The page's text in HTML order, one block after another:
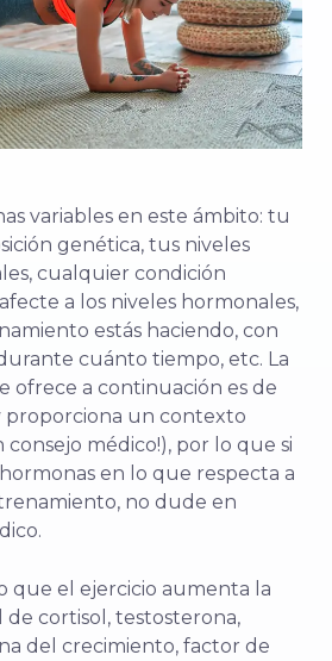
variables en este ámbito: tu
genética, tus niveles
cualquier condición
a los niveles hormonales,
estás haciendo, con
cuánto tiempo, etc. La
ofrece a continuación es de
proporciona un contexto
consejo médico!), por lo que si
en lo que respecta a
no dude en
que el ejercicio aumenta la
de cortisol, testosterona,
del crecimiento, factor de